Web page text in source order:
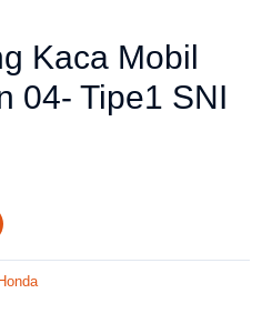
Kaca Mobil
04- Tipe1 SNI
Honda